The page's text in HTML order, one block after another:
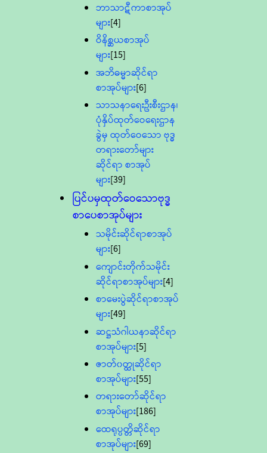
ဘာသာဋီကာစာအုပ်
များ[4]
ဝိနိစ္ဆယစာအုပ်
များ[15]
အဘိဓမ္မာဆိုင်ရာ
စာအုပ်များ[6]
သာသနာရေးဦးစီးဌာန၊
ပုံနှိပ်ထုတ်ဝေရေးဌာန
ခွဲမှ ထုတ်ဝေသော ဗုဒ္ဓ
တရားတော်များ
ဆိုင်ရာ စာအုပ်
များ[39]
ပြင်ပမှထုတ်ဝေသောဗုဒ္ဓ
စာပေစာအုပ်များ
သမိုင်းဆိုင်ရာစာအုပ်
များ[6]
ကျောင်းတိုက်သမိုင်း
ဆိုင်ရာစာအုပ်များ[4]
စာမေးပွဲဆိုင်ရာစာအုပ်
များ[49]
ဆဋ္ဌသံဂါယနာဆိုင်ရာ
စာအုပ်များ[5]
ဇာတ်၀တ္ထုဆိုင်ရာ
စာအုပ်များ[55]
တရားတော်ဆိုင်ရာ
စာအုပ်များ[186]
ထေရုပ္ပတ္တိဆိုင်ရာ
စာအုပ်များ[69]